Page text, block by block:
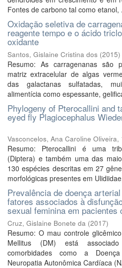
Fontes de carbono tal como etanol,
Oxidação seletiva de
reagente tempo e o ácido
oxidante
Santos, Gislaine Cristina dos (2015)
Resumo: As carragenanas são
matriz extracelular de algas
das galactanas sulfatadas,
alimentícia como espessante,
Phylogeny of Pterocallini and
eyed fly Plagiocephalus
Vasconcelos, Ana Caroline Oliveira,
Resumo: Pterocallini é uma
(Diptera) e também uma das
130 espécies descritas em 27
morfológicas presentes em
Prevalência de doença
fatores associados à
sexual feminina em pacientes
Cruz, Gislaine Bonete da (2017)
Resumo: O mau controle
Mellitus (DM) está
comorbidades como a
Neuropatia Autonômica Cardíaca